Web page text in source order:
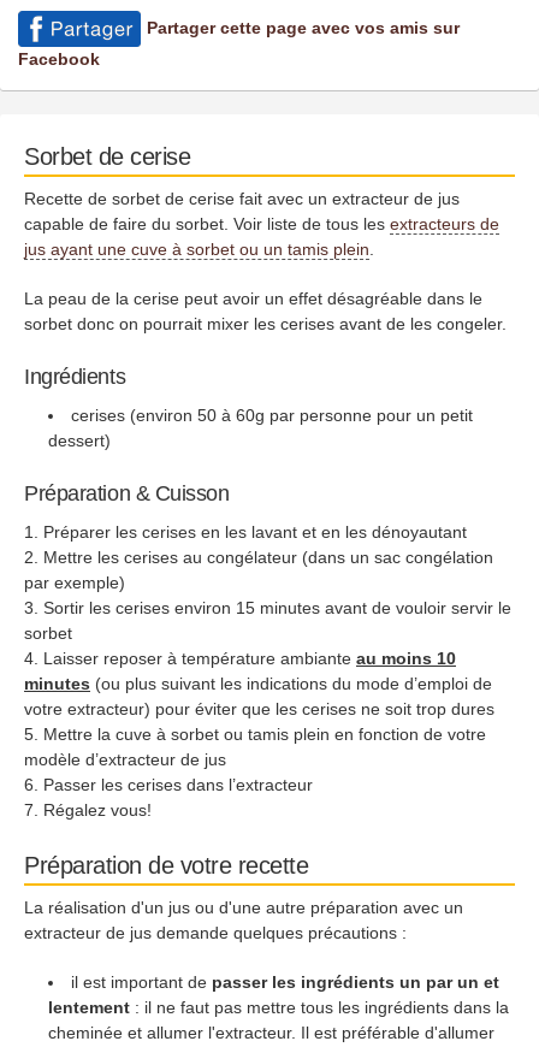
Partager cette page avec vos amis sur
Facebook
Sorbet de cerise
Recette de sorbet de cerise fait avec un extracteur de jus
capable de faire du sorbet. Voir liste de tous les extracteurs de
jus ayant une cuve à sorbet ou un tamis plein
La peau de la cerise peut avoir un effet désagréable dans le
sorbet donc on pourrait mixer les cerises avant de les congeler.
Ingrédients
cerises (environ 50 à 60g par personne pour un petit
dessert)
Préparation & Cuisson
Préparer les cerises en les lavant et en les dénoyautant
Mettre les cerises au congélateur (dans un sac congélation
par exemple)
Sortir les cerises environ 15 minutes avant de vouloir servir le
sorbet
Laisser reposer à température ambiante au moins 10
minutes (ou plus suivant les indications du mode d’emploi de
votre extracteur) pour éviter que les cerises ne soit trop dures
Mettre la cuve à sorbet ou tamis plein en fonction de votre
modèle d’extracteur de jus
Passer les cerises dans l’extracteur
Régalez vous!
Préparation de votre recette
La réalisation d'un jus ou d'une autre préparation avec un
extracteur de jus demande quelques précautions :
il est important de passer les ingrédients un par un et
lentement : il ne faut pas mettre tous les ingrédients dans la
cheminée et allumer l'extracteur. Il est préférable d'allumer